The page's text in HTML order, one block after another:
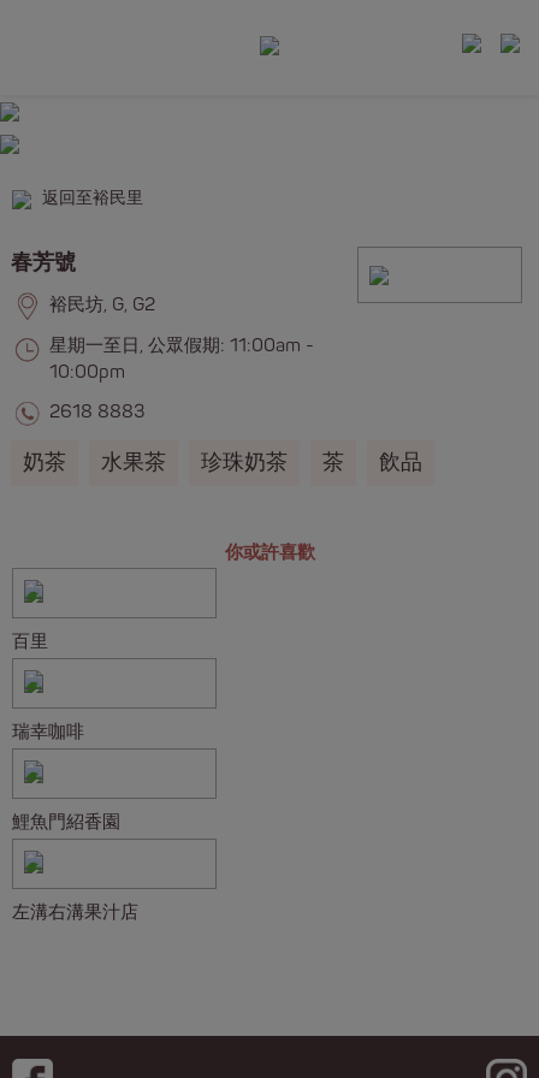
返回至裕民里
春芳號
裕民坊, G, G2
星期一至日, 公眾假期: 11:00am -
10:00pm
2618 8883
奶茶 水果茶 珍珠奶茶 茶 飲品
你或許喜歡
百里
瑞幸咖啡
鯉魚門紹香園
左溝右溝果汁店